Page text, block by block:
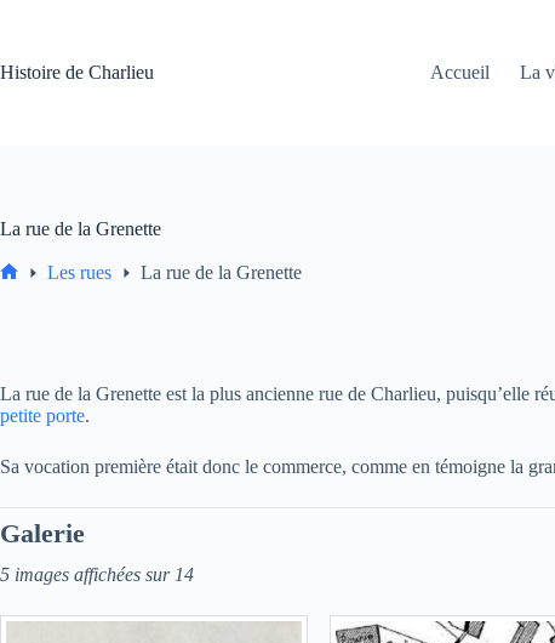
Histoire de Charlieu
Accueil La
La rue de la Grenette
Les rues La rue de la Grenette
La rue de la Grenette est la plus ancienne rue de Charlieu, puisqu’elle
petite porte.
Sa vocation première était donc le commerce, comme en témoigne la
Galerie
5 images affichées sur 14